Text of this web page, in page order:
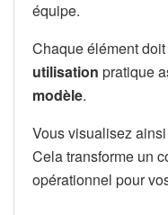
équipe.
Chaque élément
utilisation pratique
modèle.
Vous visualisez
Cela transforme un
opérationnel pour